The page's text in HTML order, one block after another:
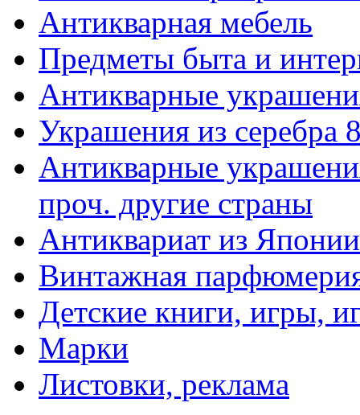
Антикварная мебель
Предметы быта и
Антикварные
Украшения из серебра
Антикварные
проч. другие страны
Антиквариат из
Винтажная
Детские книги, игры,
Марки
Листовки, реклама